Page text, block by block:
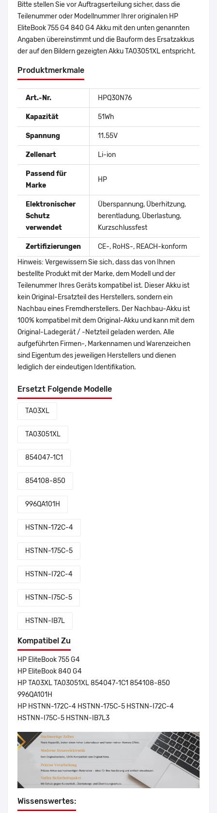
Bitte stellen Sie vor Auftragserteilung sicher, dass die
Teilenummer oder Modellnummer Ihrer originalen HP
EliteBook 755 G4 840 G4 Akku mit den unten genannten
Angaben übereinstimmt und die Bauform des Ersatzakkus
der auf den Bildern gezeigten Akku TA03051XL entspricht.
Produktmerkmale
Art.-Nr. HPQ30N76
Kapazität 51Wh
Spannung 11.55V
Zellenart Li-ion
Passend für
Marke
HP
Elektronischer
Schutz
verwendet
Überspannung, Überhitzung,
berentladung, Überlastung,
Kurzschlussfest
Zertifizierungen
CE-, RoHS-, REACH-konform
Hinweis: Vergewissern Sie sich, dass das von Ihnen
bestellte Produkt mit der Marke, dem Modell und der
Teilenummer Ihres Geräts kompatibel ist. Dieser Akku ist
kein Original-Ersatzteil des Herstellers, sondern ein
Nachbau eines Fremdherstellers. Der Nachbau-Akku ist
100% kompatibel mit dem Original-Akku und kann mit dem
Original-Ladegerät / -Netzteil geladen werden. Alle
aufgeführten Firmen-, Markennamen und Warenzeichen
sind Eigentum des jeweiligen Herstellers und dienen
lediglich der eindeutigen Identifikation.
Ersetzt Folgende Modelle
TA03XL
TA03051XL
854047-1C1
854108-850
996QA101H
HSTNN-172C-4
HSTNN-175C-5
HSTNN-I72C-4
HSTNN-I75C-5
HSTNN-IB7L
Kompatibel Zu
HP EliteBook 755 G4
HP EliteBook 840 G4
HP TA03XL TA03051XL 854047-1C1 854108-850
996QA101H
HP HSTNN-172C-4 HSTNN-175C-5 HSTNN-I72C-4
HSTNN-I75C-5 HSTNN-IB7L3
Wissenswertes: